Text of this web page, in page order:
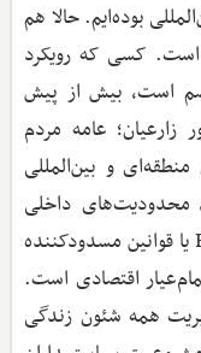
بوده‌ایم. حالا هم
است. کسی که رویکرد
است، بیش از پیش
زارعیان؛ عامه مردم
و بین‌المللی
محدودیت‌های داخلی
برای این تعامل همچون عدم تصویب FATF یا قوانین مسدودکننده
اقتصادی است.
همه شئون زندگی